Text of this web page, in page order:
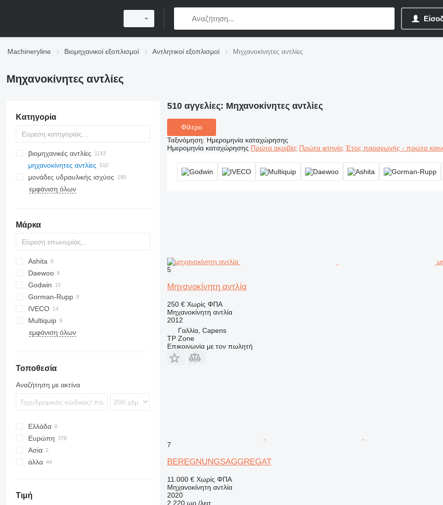
Machineryline Βιομηχανικοί εξοπλισμοί Αντλητικοί εξοπλισμοί Μηχανοκίνητες αντλίες
Μηχανοκίνητες αντλίες
Κατηγορία
βιομηχανικές αντλίες
μηχανοκίνητες αντλίες
μονάδες υδραυλικής ισχύος
εμφάνιση όλων
Μάρκα
Ashita
WEDA
Daewoo
BF
Godwin
Gorman-Rupp
WT
IVECO
TREMO
Multiquip
QP
D-series
εμφάνιση όλων
Τοποθεσία
Αναζήτηση με ακτίνα
Ελλάδα
Ευρώπη
Ασία
άλλα
Τιμή
510 αγγελίες: Μηχανοκίνητες αντλίες
Φίλτρο
Ταξινόμηση: Ημερομηνία καταχώρησης
Ημερομηνία καταχώρησης Πρώτα ακριβές Πρώτα φτηνές Έτος παραγωγής - πρώτα
5
Μηχανοκίνητη αντλία
250 € Χωρίς ΦΠΑ
Μηχανοκίνητη αντλία
2012
Γαλλία, Capens
TP Zone
Επικοινωνία με τον πωλητή
7
BEREGNUNGSAGGREGAT
11.000 € Χωρίς ΦΠΑ
Μηχανοκίνητη αντλία
2020
2.220 ωρ./λειτ.